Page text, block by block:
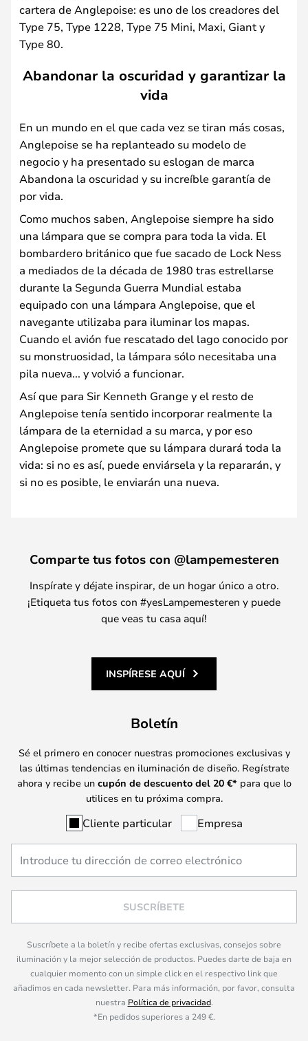
cartera de Anglepoise: es uno de los creadores del
Type 75, Type 1228, Type 75 Mini, Maxi, Giant y
Type 80.
Abandonar la oscuridad y garantizar la
vida
En un mundo en el que cada vez se tiran más cosas,
Anglepoise se ha replanteado su modelo de
negocio y ha presentado su eslogan de marca
Abandona la oscuridad y su increíble garantía de
por vida.
Como muchos saben, Anglepoise siempre ha sido
una lámpara que se compra para toda la vida. El
bombardero británico que fue sacado de Lock Ness
a mediados de la década de 1980 tras estrellarse
durante la Segunda Guerra Mundial estaba
equipado con una lámpara Anglepoise, que el
navegante utilizaba para iluminar los mapas.
Cuando el avión fue rescatado del lago conocido por
su monstruosidad, la lámpara sólo necesitaba una
pila nueva... y volvió a funcionar.
Así que para Sir Kenneth Grange y el resto de
Anglepoise tenía sentido incorporar realmente la
lámpara de la eternidad a su marca, y por eso
Anglepoise promete que su lámpara durará toda la
vida: si no es así, puede enviársela y la repararán, y
si no es posible, le enviarán una nueva.
Comparte tus fotos con @lampemesteren
Inspírate y déjate inspirar, de un hogar único a otro.
¡Etiqueta tus fotos con #yesLampemesteren y puede
que veas tu casa aquí!
INSPÍRESE AQUÍ
Boletín
Sé el primero en conocer nuestras promociones exclusivas y
las últimas tendencias en iluminación de diseño. Regístrate
ahora y recibe un cupón de descuento del 20 €* para que lo
utilices en tu próxima compra.
Cliente particular Empresa
SUSCRÍBETE
Suscríbete a la boletín y recibe ofertas exclusivas, consejos sobre
iluminación y la mejor selección de productos. Puedes darte de baja en
cualquier momento con un simple click en el respectivo link que
añadimos en cada newsletter. Para más información, por favor, consulta
nuestra Política de privacidad.
*En pedidos superiores a 249 €.